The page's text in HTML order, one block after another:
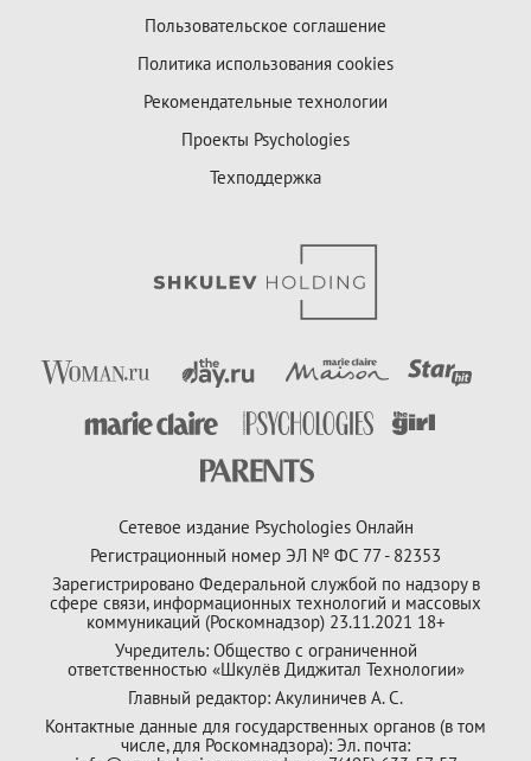
Пользовательское соглашение
Политика использования cookies
Рекомендательные технологии
Проекты Psychologies
Техподдержка
Сетевое издание Psychologies Онлайн
Регистрационный номер ЭЛ № ФС 77 - 82353
Зарегистрировано Федеральной службой по надзору в
сфере связи, информационных технологий и массовых
коммуникаций (Роскомнадзор) 23.11.2021 18+
Учредитель: Общество с ограниченной
ответственностью «Шкулёв Диджитал Технологии»
Главный редактор: Акулиничев А. С.
Контактные данные для государственных органов (в том
числе, для Роскомнадзора): Эл. почта: